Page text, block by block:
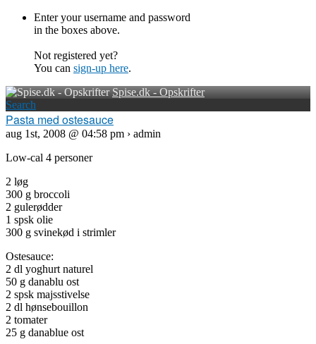
Enter your username and password
in the boxes above.
Not registered yet?
You can sign-up here.
Spise.dk - Opskrifter
Search
Pasta med ostesauce
aug 1st, 2008 @ 04:58 pm › admin
Low-cal 4 personer
2 løg
300 g broccoli
2 gulerødder
1 spsk olie
300 g svinekød i strimler
Ostesauce:
2 dl yoghurt naturel
50 g danablu ost
2 spsk majsstivelse
2 dl hønsebouillon
2 tomater
25 g danablue ost